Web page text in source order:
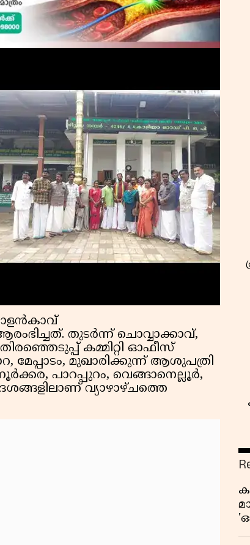
തുടർന്ന് ചൊവ്വാക്കാവ്,
കമ്മിറ്റി ഓഫീസ്
മേപ്പാടം, മുഖാരിക്കുന്ന് ആശുപത്രി
പാറപ്പുറം, വെങ്ങാനെല്ലൂർ,
വ്യാഴാഴ്ചത്തെ